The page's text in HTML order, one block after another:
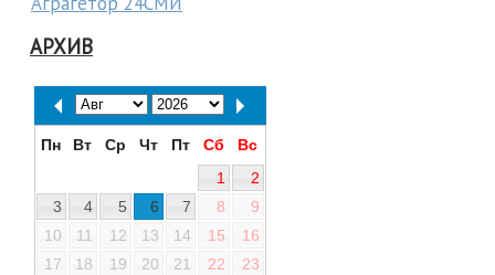
АРХИВ
Пн Вт Ср Чт Пт Сб
Вс
1
2
3
4 5 6 7 8
9
10
11 12 13 14 15
16
17
18 19 20 21 22
23